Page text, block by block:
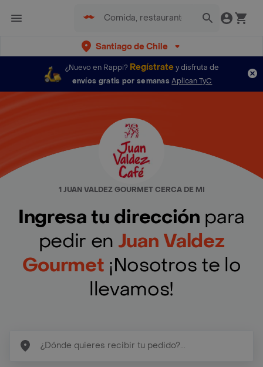
Santiago de Chile
¿Nuevo en Rappi? Regístratey disfruta de
envíos gratis por semanas Aplican TyC
1 JUAN VALDEZ GOURMET CERCA DE MI
Ingresa tu dirección para
pedir en Juan Valdez
Gourmet ¡Nosotros te lo
llevamos!